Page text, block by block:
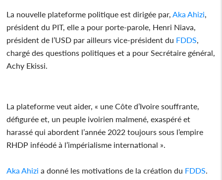
La nouvelle plateforme politique est dirigée par,Aka Ahizi,
président du PIT, elle a pour porte-parole, Henri Niava,
président de l’USD par ailleurs vice-président du FDDS,
chargé des questions politiques et a pour Secrétaire général,
Achy Ekissi.
La plateforme veut aider, « une Côte d’Ivoire souffrante,
défigurée et, un peuple ivoirien malmené, exaspéré et
harassé qui abordent l’année 2022 toujours sous l’empire
RHDP inféodé à l’impérialisme international ».
Aka Ahizi a donné les motivations de la création du FDDS.